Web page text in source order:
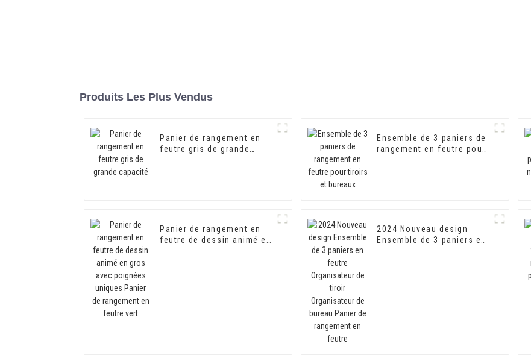
Produits Les Plus Vendus
Panier de rangement en
feutre gris de grande
Ensemble de 3 paniers de
rangement en feutre pour
Panier de rangement en
feutre de dessin animé en
2024 Nouveau design
Ensemble de 3 paniers en